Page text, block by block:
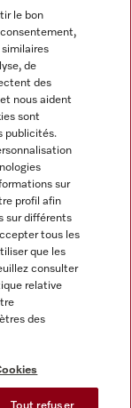
le bon
de
des
nous aident
sont
publicités.
sur
profil afin
sur différents
tous les
que les
consulter
relative
des